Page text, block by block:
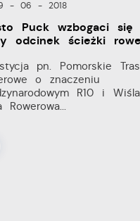
- 06 - 2018
Puck wzbogaci się
odcinek ścieżki
pn. Pomorskie
o znaczeniu
R10 i
Rowerowa...